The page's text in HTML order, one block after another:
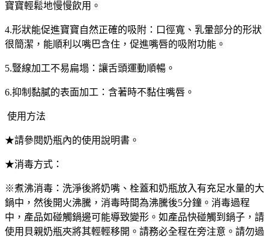
寶寶輕鬆地慢慢飲用。
4.形狀能促進寶寶自然正確的吸附：口徑寬、乳暈部分的形狀
很簡潔，能順利以嘴巴含住，促進嘴唇的吸附功能。
5.豎線加工不易扁塌：讓舌頭運動順暢。
6.抑制黏膩的表面加工：含著時不黏住嘴唇。
使用方法
★請參閱奶瓶內的使用說明書。
★消毒方式：
※煮沸消毒：洗淨後將奶嘴、栓蓋和奶瓶放入有充足水量的大
鍋中，然後開火沸騰，消毒時間為沸騰後5分鐘。消毒過程
中，產品如碰觸鍋邊可能導致變形。如產品快碰觸到鍋子，請
使用貝親奶瓶夾將其輕輕移開。請務必全程在旁注意。請勿過